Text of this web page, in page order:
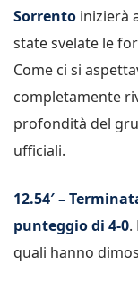
Sorrento inizierà
state svelate le
Come ci si
completamente
profondità del
ufficiali.
12.54′ –
punteggio di 4-0.
quali hanno